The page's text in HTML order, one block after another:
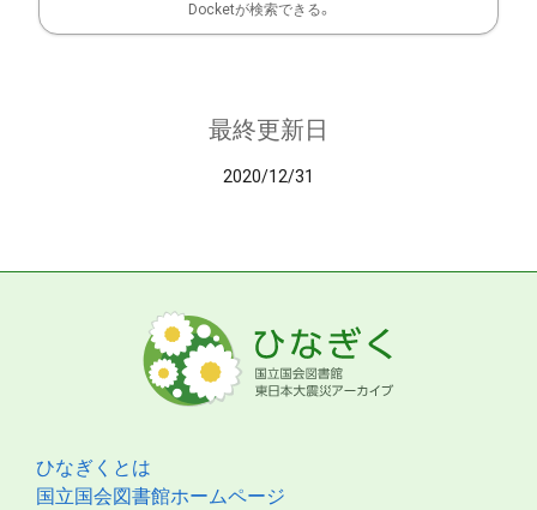
Docketが検索できる。
最終更新日
2020/12/31
ひなぎくとは
国立国会図書館ホームページ